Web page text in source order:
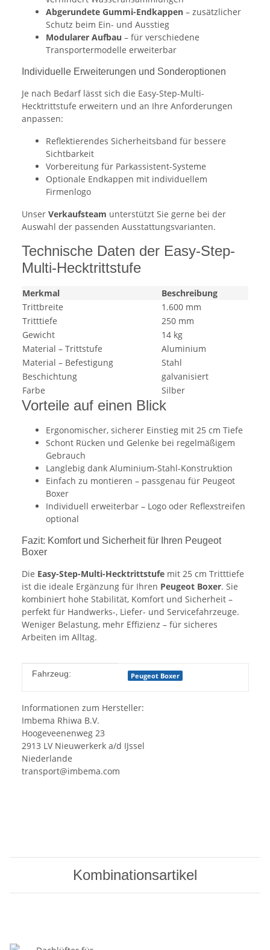
Abgerundete Gummi-Endkappen – zusätzlicher
Schutz beim Ein- und Ausstieg
Modularer Aufbau – für verschiedene
Transportermodelle erweiterbar
Individuelle Erweiterungen und Sonderoptionen
Je nach Bedarf lässt sich die Easy-Step-Multi-
Hecktrittstufe erweitern und an Ihre Anforderungen
anpassen:
Reflektierendes Sicherheitsband für bessere
Sichtbarkeit
Vorbereitung für Parkassistent-Systeme
Optionale Endkappen mit individuellem
Firmenlogo
Unser Verkaufsteam unterstützt Sie gerne bei der
Auswahl der passenden Ausstattungsvarianten.
Technische Daten der Easy-Step-
Multi-Hecktrittstufe
Merkmal
Beschreibung
Trittbreite
1.600 mm
Tritttiefe
250 mm
Gewicht
14 kg
Material – Trittstufe
Aluminium
Material – Befestigung
Stahl
Beschichtung
galvanisiert
Farbe
Silber
Vorteile auf einen Blick
Ergonomischer, sicherer Einstieg mit 25 cm Tiefe
Schont Rücken und Gelenke bei regelmäßigem
Gebrauch
Langlebig dank Aluminium-Stahl-Konstruktion
Einfach zu montieren – passgenau für Peugeot
Boxer
Individuell erweiterbar – Logo oder Reflexstreifen
optional
Fazit: Komfort und Sicherheit für Ihren Peugeot
Boxer
Die Easy-Step-Multi-Hecktrittstufe mit 25 cm Tritttiefe
ist die ideale Ergänzung für Ihren Peugeot Boxer. Sie
kombiniert hohe Stabilität, Komfort und Sicherheit –
perfekt für Handwerks-, Liefer- und Servicefahrzeuge.
Weniger Belastung, mehr Effizienz – für sicheres
Arbeiten im Alltag.
Produkteigenschaft
Wert
Fahrzeug: Peugeot Boxer
Informationen zum Hersteller:
Imbema Rhiwa B.V.
Hoogeveenenweg 23
2913 LV Nieuwerkerk a/d IJssel
Niederlande
transport@imbema.com
Kombinationsartikel